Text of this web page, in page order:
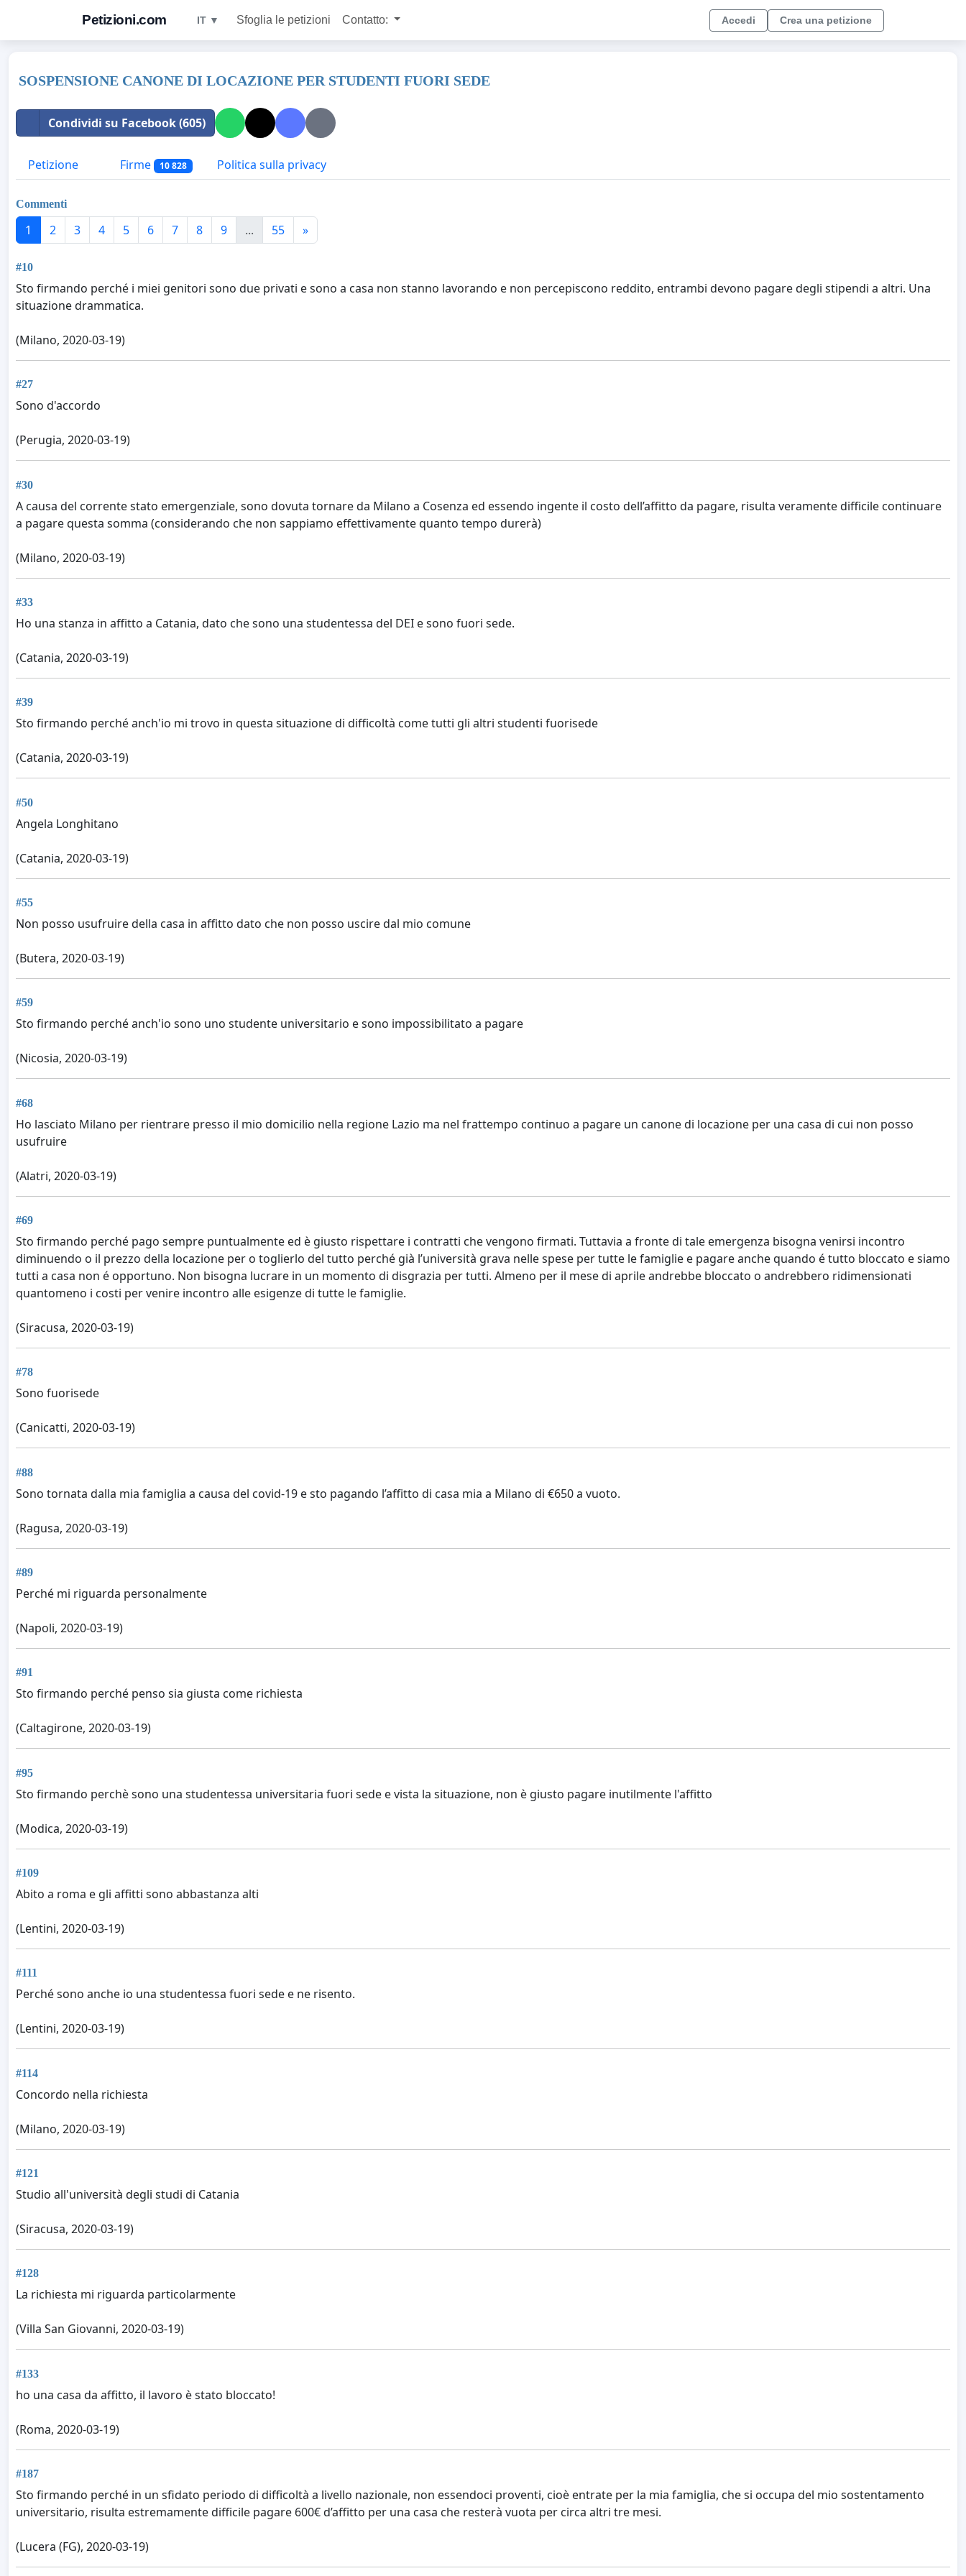
Petizioni.com IT ▼ Sfoglia le petizioni Contatto: Accedi Crea una petizione
SOSPENSIONE CANONE DI LOCAZIONE PER STUDENTI FUORI SEDE
Condividi su Facebook (605)
Petizione Firme 10 828 Politica sulla privacy
Commenti
1 2 3 4 5 6 7 8 9 ... 55 »
#10
Sto firmando perché i miei genitori sono due privati e sono a casa non stanno lavorando e non percepiscono reddito, entrambi devono pagare degli stipendi a altri. Una
situazione drammatica.
(Milano, 2020-03-19)
#27
Sono d'accordo
(Perugia, 2020-03-19)
#30
A causa del corrente stato emergenziale, sono dovuta tornare da Milano a Cosenza ed essendo ingente il costo dell’affitto da pagare, risulta veramente difficile continuare
a pagare questa somma (considerando che non sappiamo effettivamente quanto tempo durerà)
(Milano, 2020-03-19)
#33
Ho una stanza in affitto a Catania, dato che sono una studentessa del DEI e sono fuori sede.
(Catania, 2020-03-19)
#39
Sto firmando perché anch'io mi trovo in questa situazione di difficoltà come tutti gli altri studenti fuorisede
(Catania, 2020-03-19)
#50
Angela Longhitano
(Catania, 2020-03-19)
#55
Non posso usufruire della casa in affitto dato che non posso uscire dal mio comune
(Butera, 2020-03-19)
#59
Sto firmando perché anch'io sono uno studente universitario e sono impossibilitato a pagare
(Nicosia, 2020-03-19)
#68
Ho lasciato Milano per rientrare presso il mio domicilio nella regione Lazio ma nel frattempo continuo a pagare un canone di locazione per una casa di cui non posso
usufruire
(Alatri, 2020-03-19)
#69
Sto firmando perché pago sempre puntualmente ed è giusto rispettare i contratti che vengono firmati. Tuttavia a fronte di tale emergenza bisogna venirsi incontro
diminuendo o il prezzo della locazione per o toglierlo del tutto perché già l’università grava nelle spese per tutte le famiglie e pagare anche quando é tutto bloccato e siamo
tutti a casa non é opportuno. Non bisogna lucrare in un momento di disgrazia per tutti. Almeno per il mese di aprile andrebbe bloccato o andrebbero ridimensionati
quantomeno i costi per venire incontro alle esigenze di tutte le famiglie.
(Siracusa, 2020-03-19)
#78
Sono fuorisede
(Canicatti, 2020-03-19)
#88
Sono tornata dalla mia famiglia a causa del covid-19 e sto pagando l’affitto di casa mia a Milano di €650 a vuoto.
(Ragusa, 2020-03-19)
#89
Perché mi riguarda personalmente
(Napoli, 2020-03-19)
#91
Sto firmando perché penso sia giusta come richiesta
(Caltagirone, 2020-03-19)
#95
Sto firmando perchè sono una studentessa universitaria fuori sede e vista la situazione, non è giusto pagare inutilmente l'affitto
(Modica, 2020-03-19)
#109
Abito a roma e gli affitti sono abbastanza alti
(Lentini, 2020-03-19)
#111
Perché sono anche io una studentessa fuori sede e ne risento.
(Lentini, 2020-03-19)
#114
Concordo nella richiesta
(Milano, 2020-03-19)
#121
Studio all'università degli studi di Catania
(Siracusa, 2020-03-19)
#128
La richiesta mi riguarda particolarmente
(Villa San Giovanni, 2020-03-19)
#133
ho una casa da affitto, il lavoro è stato bloccato!
(Roma, 2020-03-19)
#187
Sto firmando perché in un sfidato periodo di difficoltà a livello nazionale, non essendoci proventi, cioè entrate per la mia famiglia, che si occupa del mio sostentamento
universitario, risulta estremamente difficile pagare 600€ d’affitto per una casa che resterà vuota per circa altri tre mesi.
(Lucera (FG), 2020-03-19)